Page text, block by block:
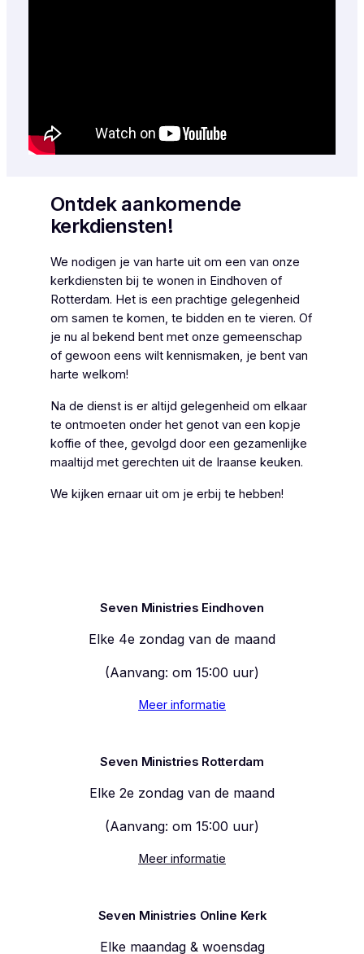
Ontdek aankomende
kerkdiensten!
We nodigen je van harte uit om een van onze
kerkdiensten bij te wonen in Eindhoven of
Rotterdam. Het is een prachtige gelegenheid
om samen te komen, te bidden en te vieren. Of
je nu al bekend bent met onze gemeenschap
of gewoon eens wilt kennismaken, je bent van
harte welkom!
Na de dienst is er altijd gelegenheid om elkaar
te ontmoeten onder het genot van een kopje
koffie of thee, gevolgd door een gezamenlijke
maaltijd met gerechten uit de Iraanse keuken.
We kijken ernaar uit om je erbij te hebben!
Seven Ministries Eindhoven
Elke 4e zondag van de maand
(Aanvang: om 15:00 uur)
Meer informatie
Seven Ministries Rotterdam
Elke 2e zondag van de maand
(Aanvang: om 15:00 uur)
Meer informatie
Seven Ministries Online Kerk
Elke maandag & woensdag